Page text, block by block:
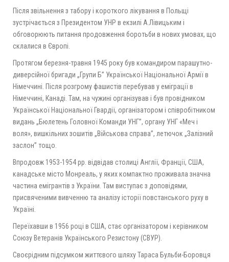
Після звільнення з табору і короткого лікування в Польщі
зустрічається з Президентом УНР в екзилі А.Лівицьким і
обговорюють питання продовження боротьби в нових умовах, що
склалися в Європі.
Протягом березня-травня 1945 року був командиром парашутно-
диверсійної бригади „Групи Б” Української Національної Армії в
Німеччині. Після розгрому фашистів перебував у еміграції в
Німеччині, Канаді. Там, на чужині організував і був провідником
Української Національної Гвардії, організатором і співробітником
видань „Бюлетень Головної Команди УНГ”, органу УНГ «Меч і
воля», вишкільних зошитів „Військова справа”, летючок „Залізний
заслон” тощо.
Впродовж 1953-1954 рр. відвідав столиці Англії, Франції, США,
канадське місто Монреаль, у яких компактно проживала значна
частина емігрантів з України. Там виступає з доповідями,
присвяченими вивченню та аналізу історії повстанського руху в
Україні.
Переїхавши в 1956 році в США, стає організатором і керівником
Союзу Ветеранів Українського Резистону (СВУР).
Своєрідним підсумком життєвого шляху Тараса Бульби-Боровця